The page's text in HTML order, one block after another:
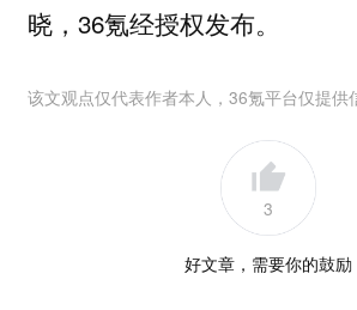
晓，36氪经授权发布。
该文观点仅代表作者本人，36氪平台仅提供
3
好文章，需要你的鼓励